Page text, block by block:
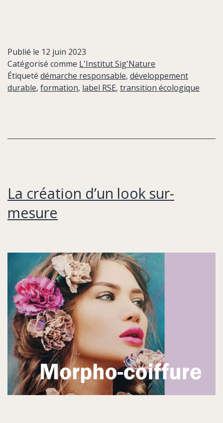
Publié le 12 juin 2023
Catégorisé comme L'Institut Sig'Nature
Étiqueté démarche responsable, développement
durable, formation, label RSE, transition écologique
La création d’un look sur-
mesure